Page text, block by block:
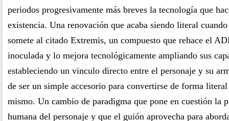
periodos progresivamente más breves la tecnología que
existencia. Una renovación que acaba siendo literal
somete al citado Extremis, un compuesto que rehace el
inoculada y lo mejora tecnológicamente ampliando sus
estableciendo un vinculo directo entre el personaje y su
de ser un simple accesorio para convertirse de forma
mismo. Un cambio de paradigma que pone en cuestión la
humana del personaje y que el guión aprovecha para